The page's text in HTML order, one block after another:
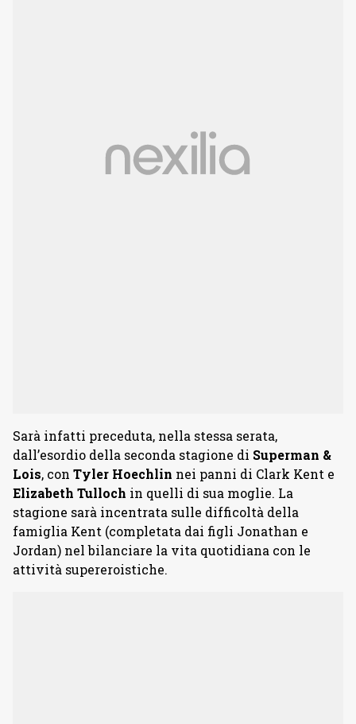
Sarà infatti preceduta, nella stessa serata,
dall’esordio della seconda stagione di Superman &
Lois, con Tyler Hoechlin nei panni di Clark Kent e
Elizabeth Tulloch in quelli di sua moglie. La
stagione sarà incentrata sulle difficoltà della
famiglia Kent (completata dai figli Jonathan e
Jordan) nel bilanciare la vita quotidiana con le
attività supereroistiche.